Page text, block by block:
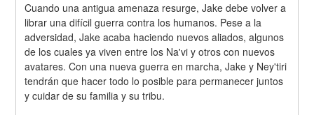
Cuando una antigua amenaza resurge, Jake debe volver a
librar una difícil guerra contra los humanos. Pese a la
adversidad, Jake acaba haciendo nuevos aliados, algunos
de los cuales ya viven entre los Na'vi y otros con nuevos
avatares. Con una nueva guerra en marcha, Jake y Ney'tiri
tendrán que hacer todo lo posible para permanecer juntos
y cuidar de su familia y su tribu.